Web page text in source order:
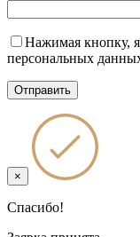
Нажимая кнопку,
персональных
×
Спасибо!